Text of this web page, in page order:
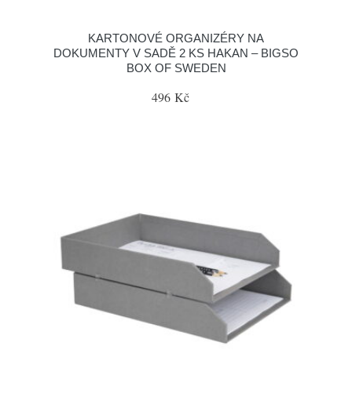
KARTONOVÉ ORGANIZÉRY NA
DOKUMENTY V SADĚ 2 KS HAKAN – BIGSO
BOX OF SWEDEN
496 Kč